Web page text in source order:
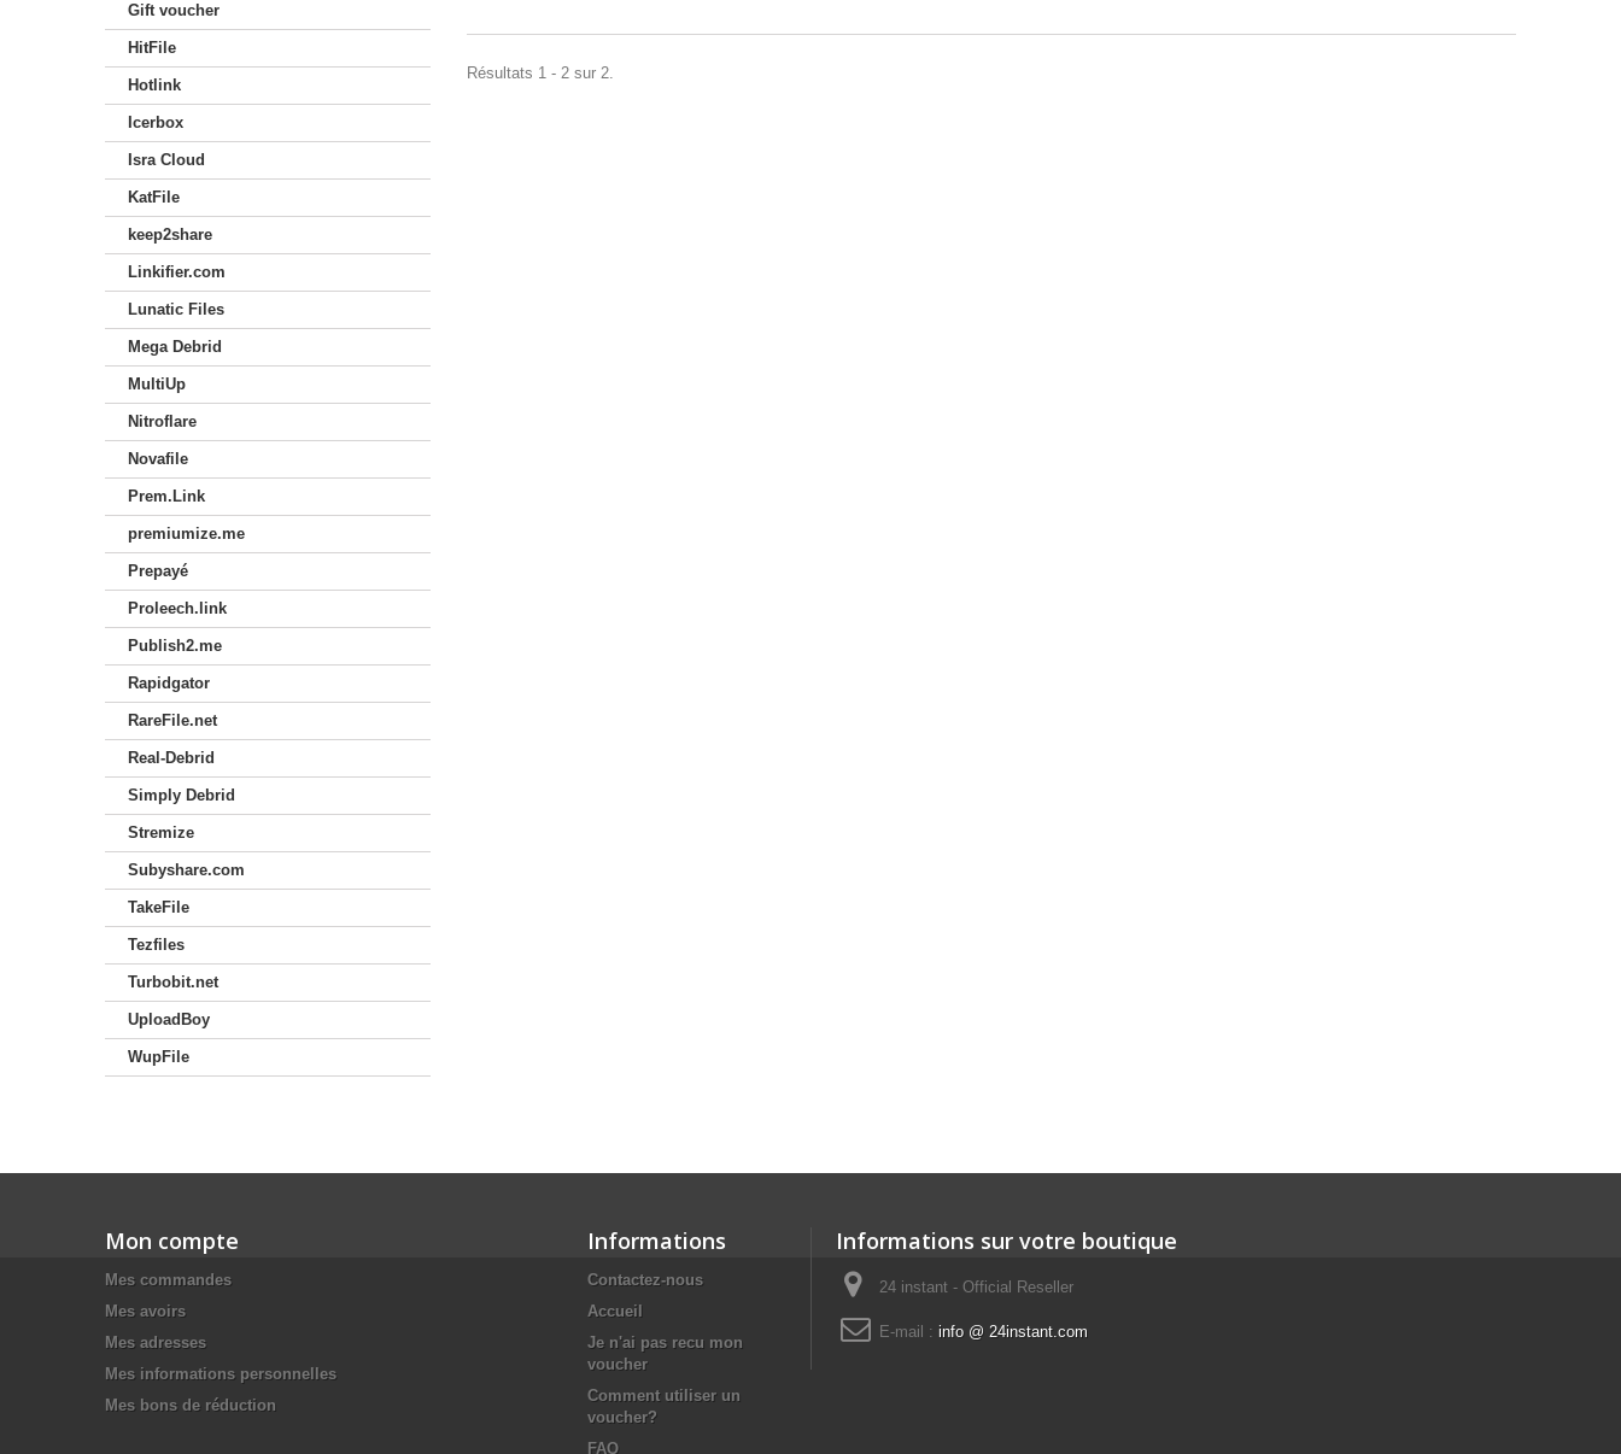
Gift voucher
HitFile
Hotlink
Icerbox
Isra Cloud
KatFile
keep2share
Linkifier.com
Lunatic Files
Mega Debrid
MultiUp
Nitroflare
Novafile
Prem.Link
premiumize.me
Prepayé
Proleech.link
Publish2.me
Rapidgator
RareFile.net
Real-Debrid
Simply Debrid
Stremize
Subyshare.com
TakeFile
Tezfiles
Turbobit.net
UploadBoy
WupFile
Résultats 1 - 2 sur 2.
Mon compte
Mes commandes
Mes avoirs
Mes adresses
Mes informations personnelles
Mes bons de réduction
Informations
Contactez-nous
Accueil
Je n'ai pas recu mon
voucher
Comment utiliser un
voucher?
FAQ
Informations sur votre boutique
24 instant - Official Reseller
E-mail : info @ 24instant.com